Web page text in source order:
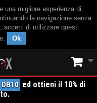
una migliore esperienza di
la navigazione senza
accetti di utilizzare questi
. Ok
DB10 ed ottieni il 10% di